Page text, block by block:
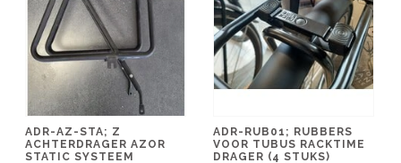
ADR-AZ-STA; Z
ACHTERDRAGER AZOR
STATIC SYSTEEM
ADR-RUB01; RUBBERS
VOOR TUBUS RACKTIME
DRAGER (4 STUKS)